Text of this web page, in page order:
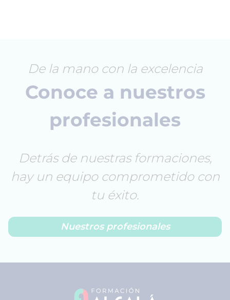
De la mano con la excelencia
Conoce a nuestros
profesionales
Detrás de nuestras formaciones,
hay un equipo comprometido con
tu éxito.
Nuestros profesionales